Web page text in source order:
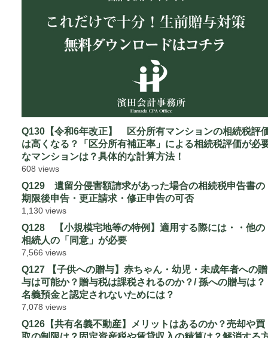
Q130【令和6年改正】 区分所有マンションの相続税評
は高くなる？「区分所有補正率」による相続税評価が必
なマンションは？具体的な計算方法！
608 views
Q129 遺留分侵害額請求があった場合の相続税申告書の
期限後申告・更正請求・修正申告の可否
1,130 views
Q128 【小規模宅地等の特例】適用する際には・・他の
相続人の「同意」が必要
7,566 views
Q127 【子供への贈与】赤ちゃん・幼児・未成年者への贈
与は可能か？贈与税は課税されるのか？/ 孫への贈与は？
名義預金と認定されないためには？
7,078 views
Q126【共有名義不動産】メリットはあるのか？売却や買